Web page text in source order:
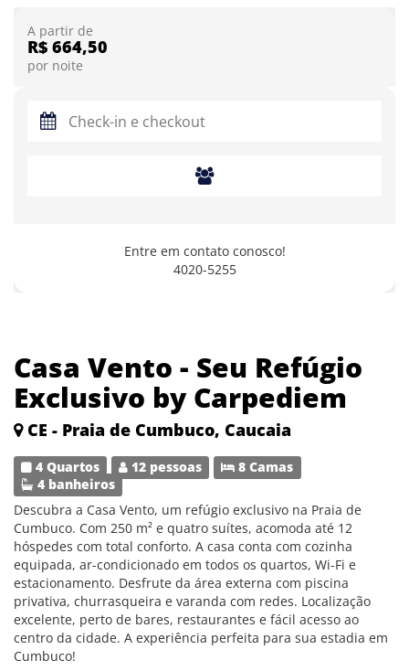
Casa Vento - Seu Refúgio
Exclusivo by Carpediem
CE - Praia de Cumbuco, Caucaia
4 Quartos 12 pessoas
8 Camas
4 banheiros
Descubra a Casa Vento, um refúgio exclusivo na Praia de
Cumbuco. Com 250 m² e quatro suítes, acomoda até 12
hóspedes com total conforto. A casa conta com cozinha
equipada, ar-condicionado em todos os quartos, Wi-Fi e
estacionamento. Desfrute da área externa com piscina
privativa, churrasqueira e varanda com redes. Localização
excelente, perto de bares, restaurantes e fácil acesso ao
centro da cidade. A experiência perfeita para sua estadia em
Cumbuco!
A partir de
R$ 664,50
por noite
Entre em contato conosco!
4020-5255